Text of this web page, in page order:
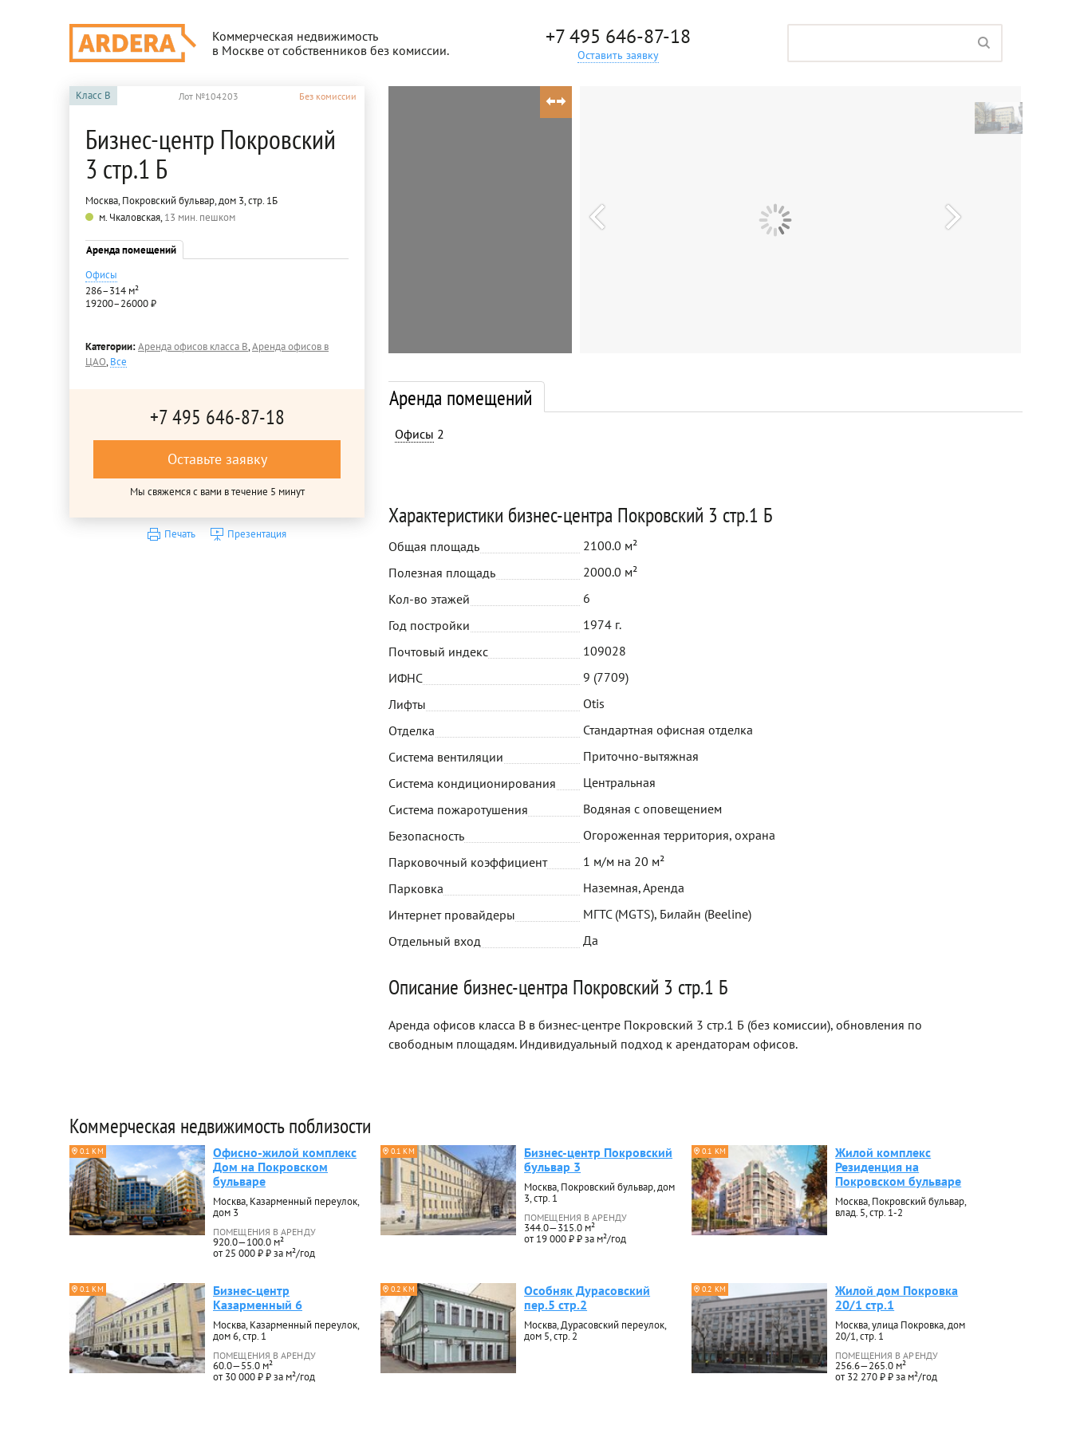
Коммерческая недвижимость
в Москве от собственников без комиссии.
+7 495 646-87-18
Оставить заявку
Класс B Лот №104203 Без комиссии
Бизнес-центр Покровский
3 стр.1 Б
Москва, Покровский бульвар, дом 3, стр. 1Б
м. Чкаловская,13 мин. пешком
Аренда помещений
Офисы
286–314 м²
19200–26000 ₽
Категории:Аренда офисов класса B,Аренда офисов в
ЦАО,Все
+7 495 646-87-18
Оставьте заявку
Мы свяжемся с вами в течение 5 минут
Печать Презентация
Аренда помещений
Офисы 2
Характеристики бизнес-центра Покровский 3 стр.1 Б
Общая площадь
2100.0 м²
Полезная площадь
2000.0 м²
Кол-во этажей
6
Год постройки
1974 г.
Почтовый индекс
109028
ИФНС
9 (7709)
Лифты
Otis
Отделка
Стандартная офисная отделка
Система вентиляции
Приточно-вытяжная
Система кондиционирования
Центральная
Система пожаротушения
Водяная с оповещением
Безопасность
Огороженная территория, охрана
Парковочный коэффициент
1 м/м на 20 м²
Парковка
Наземная, Аренда
Интернет провайдеры
МГТС (MGTS), Билайн (Beeline)
Отдельный вход
Да
Описание бизнес-центра Покровский 3 стр.1 Б
Аренда офисов класса B в бизнес-центре Покровский 3 стр.1 Б (без комиссии), обновления по
свободным площадям. Индивидуальный подход к арендаторам офисов.
Коммерческая недвижимость поблизости
0.1 КМ
Офисно-жилой комплекс
Дом на Покровском
бульваре
Москва, Казарменный переулок,
дом 3
ПОМЕЩЕНИЯ В АРЕНДУ
920.0—100.0 м²
от 25 000 ₽ ₽ за м²/год
0.1 КМ
Бизнес-центр Покровский
бульвар 3
Москва, Покровский бульвар, дом
3, стр. 1
ПОМЕЩЕНИЯ В АРЕНДУ
344.0—315.0 м²
от 19 000 ₽ ₽ за м²/год
0.1 КМ
Жилой комплекс
Резиденция на
Покровском бульваре
Москва, Покровский бульвар,
влад. 5, стр. 1-2
0.1 КМ
Бизнес-центр
Казарменный 6
Москва, Казарменный переулок,
дом 6, стр. 1
ПОМЕЩЕНИЯ В АРЕНДУ
60.0—55.0 м²
от 30 000 ₽ ₽ за м²/год
0.2 КМ
Особняк Дурасовский
пер.5 стр.2
Москва, Дурасовский переулок,
дом 5, стр. 2
0.2 КМ
Жилой дом Покровка
20/1 стр.1
Москва, улица Покровка, дом
20/1, стр. 1
ПОМЕЩЕНИЯ В АРЕНДУ
256.6—265.0 м²
от 32 270 ₽ ₽ за м²/год